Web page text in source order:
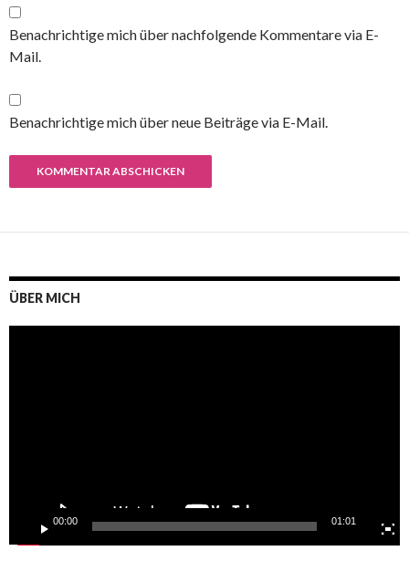
Benachrichtige mich über nachfolgende Kommentare via E-
Mail.
Benachrichtige mich über neue Beiträge via E-Mail.
ÜBER MICH
00:00 01:01